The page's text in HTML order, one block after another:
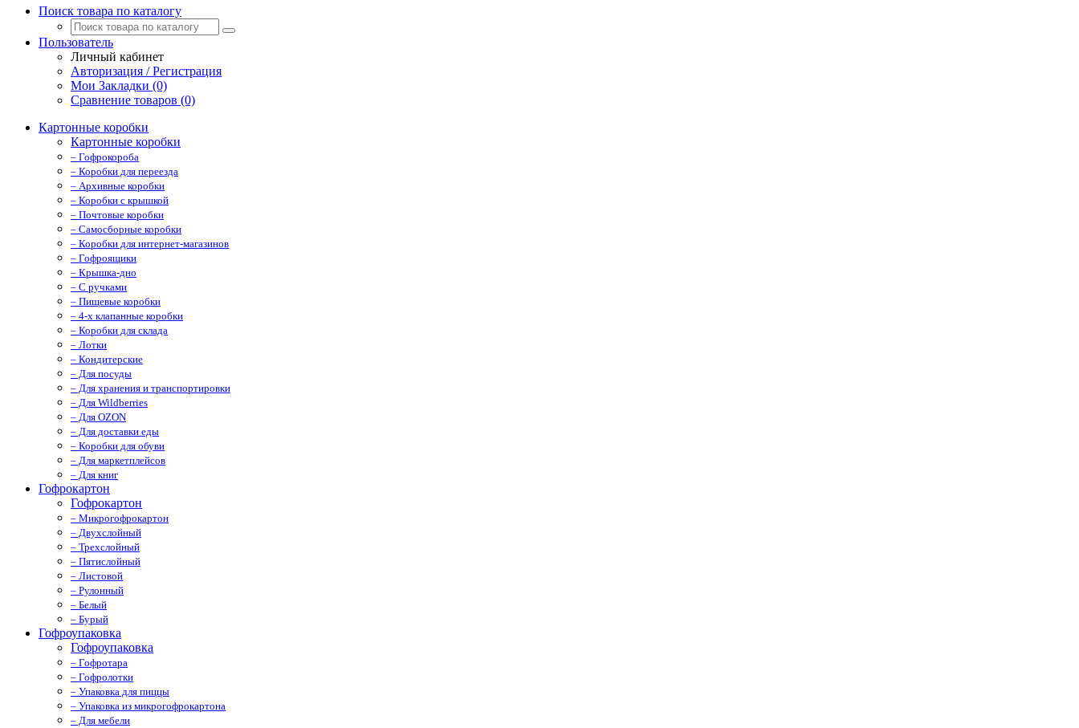
Поиск товара по каталогу
Пользователь
Личный кабинет
Авторизация / Регистрация
Мои Закладки (0)
Сравнение товаров (0)
Картонные коробки
Картонные коробки
– Гофрокороба
– Коробки для переезда
– Архивные коробки
– Коробки с крышкой
– Почтовые коробки
– Самосборные коробки
– Коробки для интернет-магазинов
– Гофроящики
– Крышка-дно
– С ручками
– Пищевые коробки
– 4-х клапанные коробки
– Коробки для склада
– Лотки
– Кондитерские
– Для посуды
– Для хранения и транспортировки
– Для Wildberries
– Для OZON
– Для доставки еды
– Коробки для обуви
– Для маркетплейсов
– Для книг
Гофрокартон
Гофрокартон
– Микрогофрокартон
– Двухслойный
– Трехслойный
– Пятислойный
– Листовой
– Рулонный
– Белый
– Бурый
Гофроупаковка
Гофроупаковка
– Гофротара
– Гофролотки
– Упаковка для пиццы
– Упаковка из микрогофрокартона
– Для мебели